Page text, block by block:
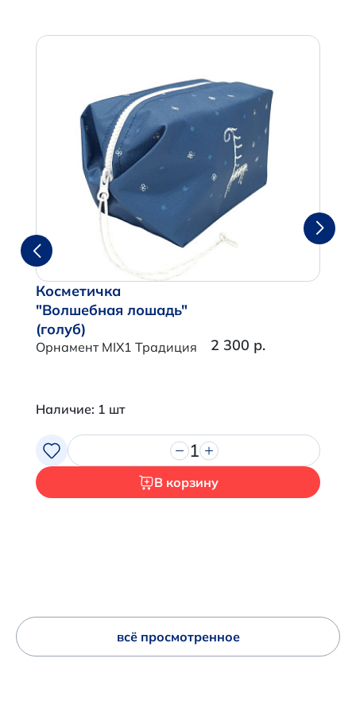
Косметичка
"Волшебная лошадь"
(голуб)
Орнамент MIX1 Традиция 2 300 р.
Наличие: 1 шт
1
В корзину
всё просмотренное